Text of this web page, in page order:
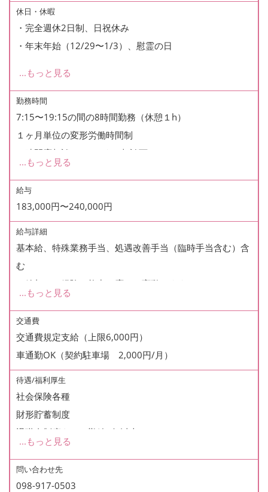
休日・休暇
・完全週休2日制、日祝休み
・年末年始（12/29〜1/3）、慰霊の日
・年次有給休暇10日（初年度）：有給消化率90％
・特別休暇 10日/年（入社月に付与）
・バースデイ休暇 1日/年
※有給含めた年間休日：初年度129日
... もっと見る
勤務時間
7:15〜19:15の間の8時間勤務（休憩１h）
１ヶ月単位の変形労働時間制
※時間応相談（17:30まで相談可）
延長利用時は若干名です
※シフト制（７パターン）
※残業月5時間未満
... もっと見る
給与
183,000円〜240,000円
給与詳細
基本給、特殊業務手当、処遇改善手当（臨時手当含む）含
む
※給与は、経験や能力に応じて変動します
＜モデル給与＞
短大卒：183,000円
大学卒：186,000円
経験２年：190,000円
役職あり（副主任）：240,000円
・昇給年１回
1月あたり4,000円（前年度実績）※業績、実績による
・賞与年２回（前年度実績計３ヶ月）
... もっと見る
交通費
交通費規定支給（上限6,000円）
車通勤OK（契約駐車場 2,000円/月）
待遇/福利厚生
社会保険各種
財形貯蓄制度
退職金制度あり（勤続1年以上）
育児休暇（取得実績あり）
介護休暇、看護休暇
住宅手当（2023年度〜）
... もっと見る
問い合わせ先
098-917-0503